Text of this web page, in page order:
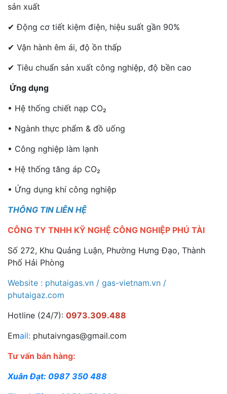
sản xuất
✔ Động cơ tiết kiệm điện, hiệu suất gần 90%
✔ Vận hành êm ái, độ ồn thấp
✔ Tiêu chuẩn sản xuất công nghiệp, độ bền cao
Ứng dụng
• Hệ thống chiết nạp CO₂
• Ngành thực phẩm & đồ uống
• Công nghiệp làm lạnh
• Hệ thống tăng áp CO₂
• Ứng dụng khí công nghiệp
THÔNG TIN LIÊN HỆ
CÔNG TY TNHH KỸ NGHỆ CÔNG NGHIỆP PHÚ TÀI
Số 272, Khu Quảng Luận, Phường Hưng Đạo, Thành
Phố Hải Phòng
Website : phutaigas.vn / gas-vietnam.vn /
phutaigaz.com
Hotline (24/7): 0973.309.488
Email: phutaivngas@gmail.com
Tư vấn bán hàng:
Xuân Đạt: 0987 350 488